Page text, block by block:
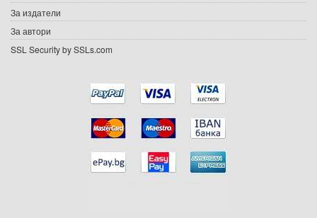
Ваучери
За издатели
За автори
SSL Security by SSLs.com